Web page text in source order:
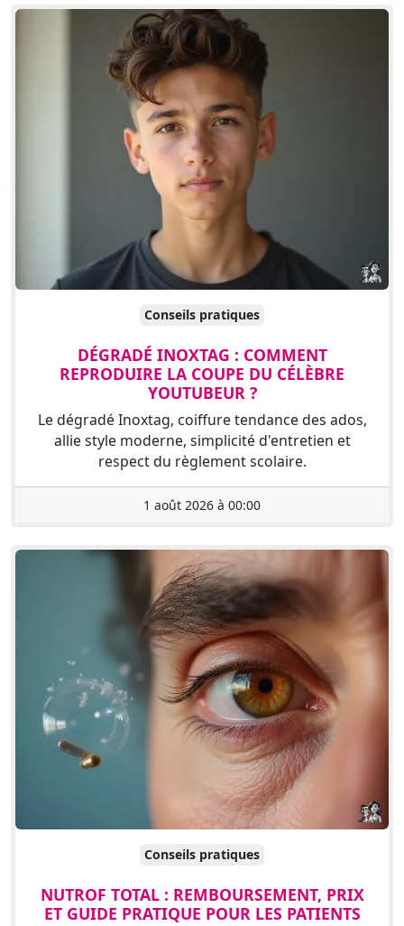
Conseils pratiques
DÉGRADÉ INOXTAG : COMMENT
REPRODUIRE LA COUPE DU CÉLÈBRE
YOUTUBEUR ?
Le dégradé Inoxtag, coiffure tendance des ados,
allie style moderne, simplicité d'entretien et
respect du règlement scolaire.
1 août 2026 à 00:00
Conseils pratiques
NUTROF TOTAL : REMBOURSEMENT, PRIX
ET GUIDE PRATIQUE POUR LES PATIENTS